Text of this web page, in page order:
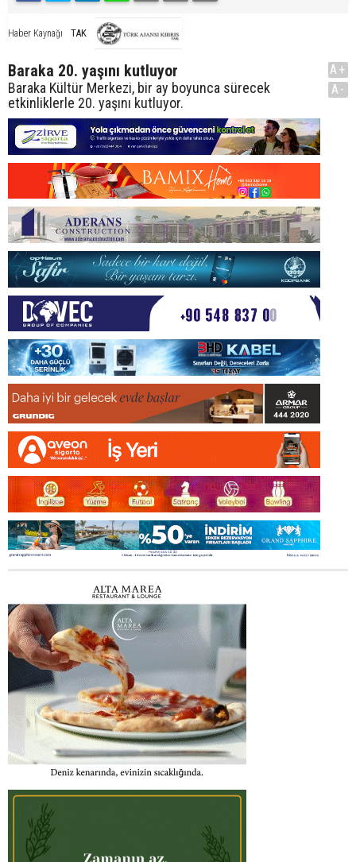
Haber Kaynağı TAK
Baraka 20. yaşını kutluyor
Baraka Kültür Merkezi, bir ay boyunca sürecek
etkinliklerle 20. yaşını kutluyor.
A+
A-